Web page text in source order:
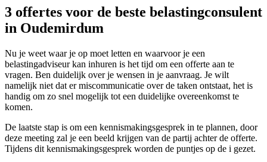
3 offertes voor de beste belastingconsulent
in Oudemirdum
Nu je weet waar je op moet letten en waarvoor je een
belastingadviseur kan inhuren is het tijd om een offerte aan te
vragen. Ben duidelijk over je wensen in je aanvraag. Je wilt
namelijk niet dat er miscommunicatie over de taken ontstaat, het is
handig om zo snel mogelijk tot een duidelijke overeenkomst te
komen.
De laatste stap is om een kennismakingsgesprek in te plannen, door
deze meeting zal je een beeld krijgen van de partij achter de offerte.
Tijdens dit kennismakingsgesprek worden de puntjes op de i gezet.